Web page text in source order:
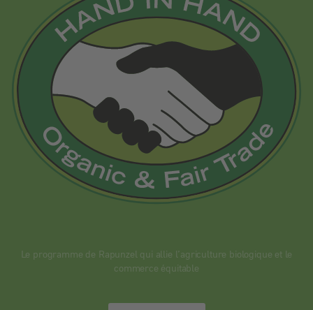
Le programme de Rapunzel qui allie l’agriculture biologique et le
commerce équitable